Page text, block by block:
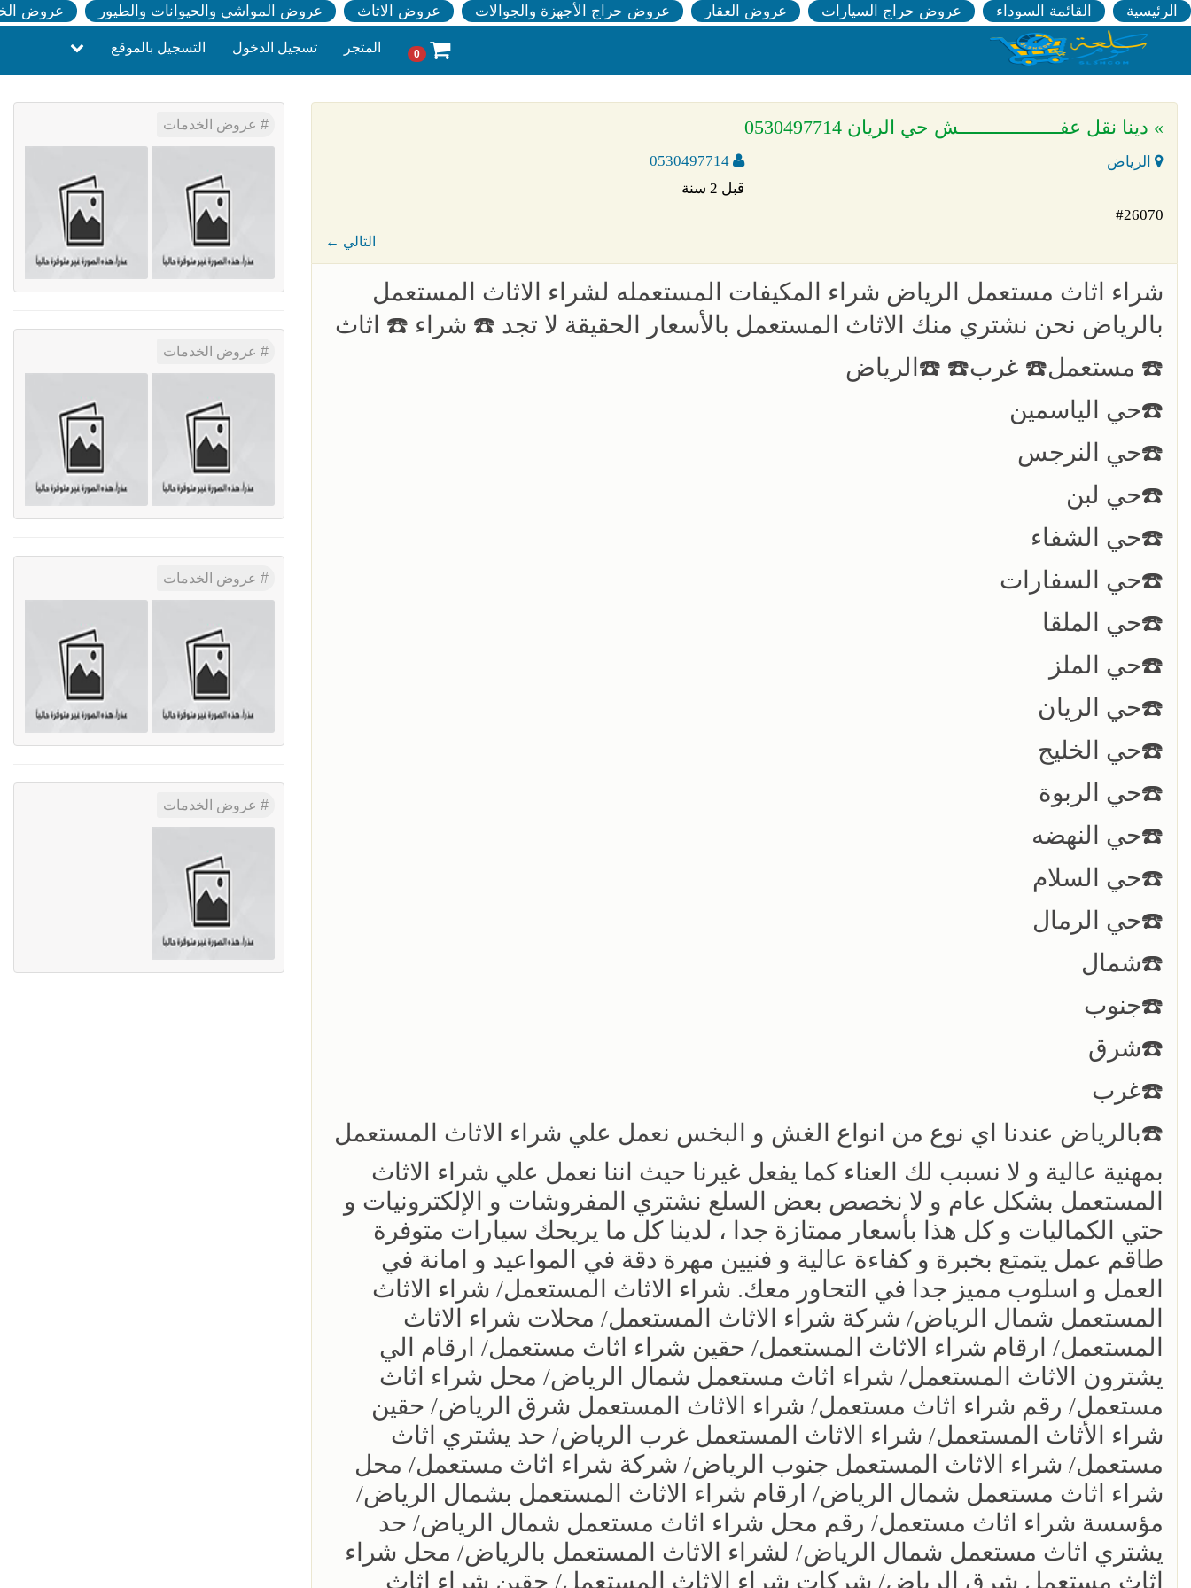
الرئيسية القائمة السوداء عروض حراج السيارات عروض العقار عروض حراج الأجهزة والجوالات عروض الاثاث عروض المواشي والحيوانات والطيور عروض
0 المتجر تسجيل الدخول التسجيل بالموقع
» دينا نقل عفـــــــــــــــــــش حي الريان 0530497714
الرياض
قبل 2 سنة
#26070
← التالي
شراء اثاث مستعمل الرياض شراء المكيفات المستعمله لشراء الاثاث المستعمل
بالرياض نحن نشتري منك الاثاث المستعمل بالأسعار الحقيقة لا تجد ☎️ شراء ☎️ اثاث
☎️ مستعمل☎️ غرب☎️ ☎️الرياض
☎️حي الياسمين
☎️حي النرجس
☎️حي لبن
☎️حي الشفاء
☎️حي السفارات
☎️حي الملقا
☎️حي الملز
☎️حي الريان
☎️حي الخليج
☎️حي الربوة
☎️حي النهضه
☎️حي السلام
☎️حي الرمال
☎️شمال
☎️جنوب
☎️شرق
☎️غرب
☎️بالرياض عندنا اي نوع من انواع الغش و البخس نعمل علي شراء الاثاث المستعمل
بمهنية عالية و لا نسبب لك العناء كما يفعل غيرنا حيث اننا نعمل علي شراء الاثاث
المستعمل بشكل عام و لا نخصص بعض السلع نشتري المفروشات و الإلكترونيات و
حتي الكماليات و كل هذا بأسعار ممتازة جدا ، لدينا كل ما يريحك سيارات متوفرة
طاقم عمل يتمتع بخبرة و كفاءة عالية و فنيين مهرة دقة في المواعيد و امانة في
العمل و اسلوب مميز جدا في التحاور معك. شراء الاثاث المستعمل/ شراء الاثاث
المستعمل شمال الرياض/ شركة شراء الاثاث المستعمل/ محلات شراء الاثاث
المستعمل/ ارقام شراء الاثاث المستعمل/ حقين شراء اثاث مستعمل/ ارقام الي
يشترون الاثاث المستعمل/ شراء اثاث مستعمل شمال الرياض/ محل شراء اثاث
مستعمل/ رقم شراء اثاث مستعمل/ شراء الاثاث المستعمل شرق الرياض/ حقين
شراء الأثاث المستعمل/ شراء الاثاث المستعمل غرب الرياض/ حد يشتري اثاث
مستعمل/ شراء الاثاث المستعمل جنوب الرياض/ شركة شراء اثاث مستعمل/ محل
شراء اثاث مستعمل شمال الرياض/ ارقام شراء الاثاث المستعمل بشمال الرياض/
مؤسسة شراء اثاث مستعمل/ رقم محل شراء اثاث مستعمل شمال الرياض/ حد
يشتري اثاث مستعمل شمال الرياض/ لشراء الاثاث المستعمل بالرياض/ محل شراء
اثاث مستعمل شرق الرياض/ شركات شراء الاثاث المستعمل/ حقين شراء اثاث
عروض الخدمات
عروض الخدمات
عروض الخدمات
عروض الخدمات